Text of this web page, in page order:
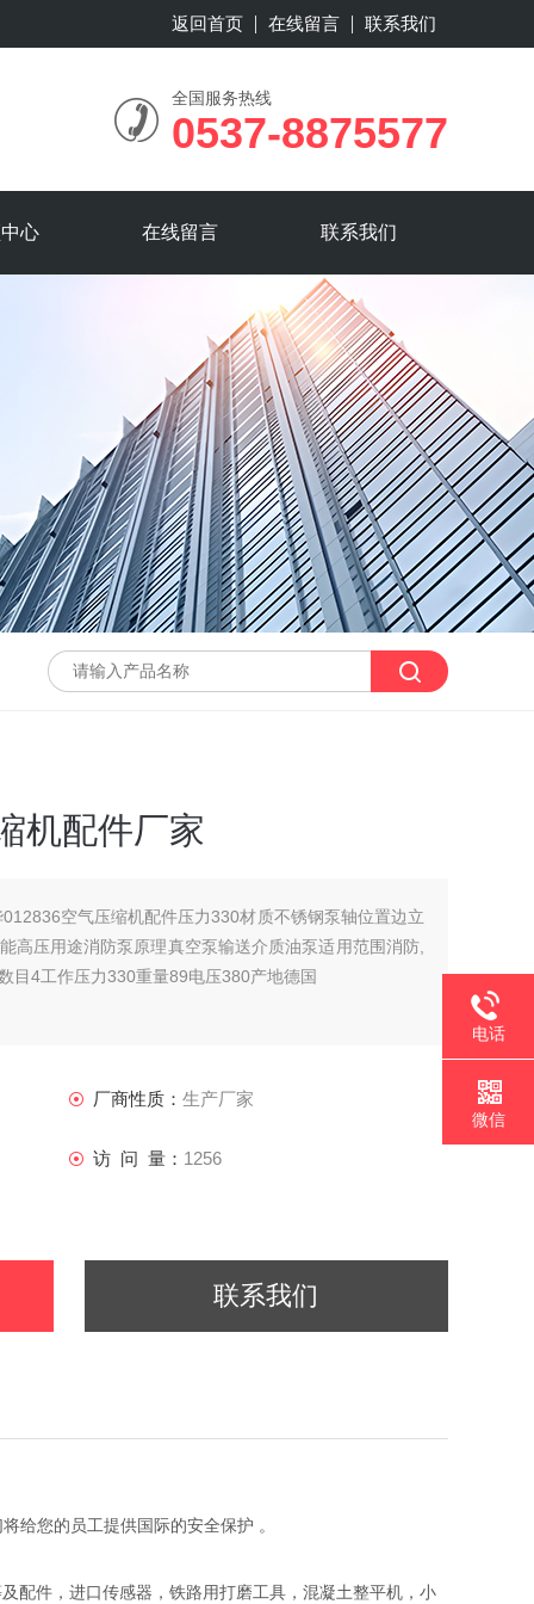
返回首页 在线留言 联系我们
全国服务热线
0537-8875577
心 在线留言 联系我们
机配件厂家
空气压缩机配件压力330材质不锈钢泵轴位置边立
高压用途消防泵原理真空泵输送介质油泵适用范围消防,
目4工作压力330重量89电压380产地德国
厂商性质： 生产厂家
访 问 量： 1256
联系我们
给您的员工提供国际的安全保护 。
配件，进口传感器，铁路用打磨工具，混凝土整平机，小
电话
微信